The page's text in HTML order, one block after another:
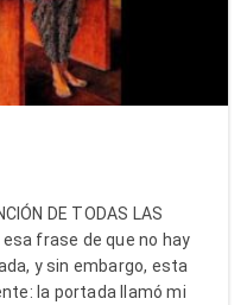
DE TODAS LAS
frase de que no hay
y sin embargo, esta
la portada llamó mi